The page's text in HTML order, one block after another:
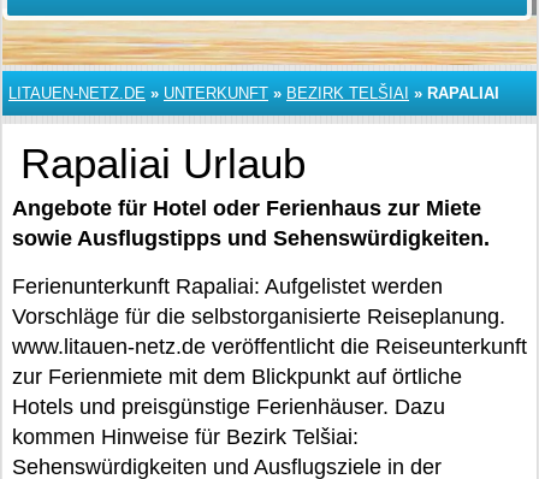
LITAUEN-NETZ.DE » UNTERKUNFT » BEZIRK TELŠIAI » RAPALIAI
Rapaliai Urlaub
Angebote für Hotel oder Ferienhaus zur Miete
sowie Ausflugstipps und Sehenswürdigkeiten.
Ferienunterkunft Rapaliai: Aufgelistet werden
Vorschläge für die selbstorganisierte Reiseplanung.
www.litauen-netz.de veröffentlicht die Reiseunterkunft
zur Ferienmiete mit dem Blickpunkt auf örtliche
Hotels und preisgünstige Ferienhäuser. Dazu
kommen Hinweise für Bezirk Telšiai:
Sehenswürdigkeiten und Ausflugsziele in der